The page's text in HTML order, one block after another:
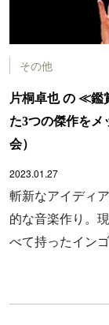
その他
片桐卓也 の ≪鑑
た3つの傑作をメ
会）
2023.01.27
斬新なアイディ
的な音楽作り。
べて持ったイン